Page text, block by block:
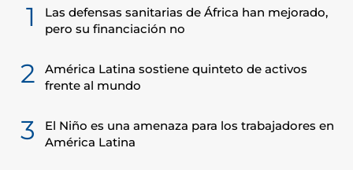
1
Las defensas sanitarias de África han mejorado,
pero su financiación no
2
América Latina sostiene quinteto de activos
frente al mundo
3
El Niño es una amenaza para los trabajadores en
América Latina